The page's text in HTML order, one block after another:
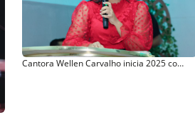
Cantora Wellen Carvalho inicia 2025 com agenda cheia em São Paulo